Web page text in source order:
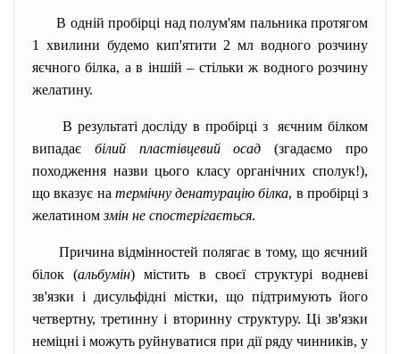
В одній пробірці над полум'ям пальника протягом
1 хвилини будемо кип'ятити 2 мл водного розчину
яєчного білка, а в іншій – стільки ж водного розчину
желатину.
В результаті досліду в пробірці з яєчним білком
випадає білий пластівцевий осад(згадаємо про
походження назви цього класу органічних сполук!),
що вказує на термічну денатурацію білка, в пробірці з
желатиномзмін не спостерігається.
Причина відмінностей полягає в тому, що яєчний
білок (альбумін) містить в своєї структурі водневі
зв'язки і дисульфідні містки, що підтримують його
четвертну, третинну і вторинну структуру. Ці зв'язки
неміцні і можуть руйнуватися при дії ряду чинників, у